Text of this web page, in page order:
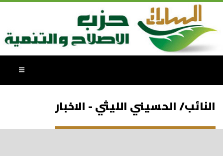
النائب/ الحسيني الليثي - الاخبار